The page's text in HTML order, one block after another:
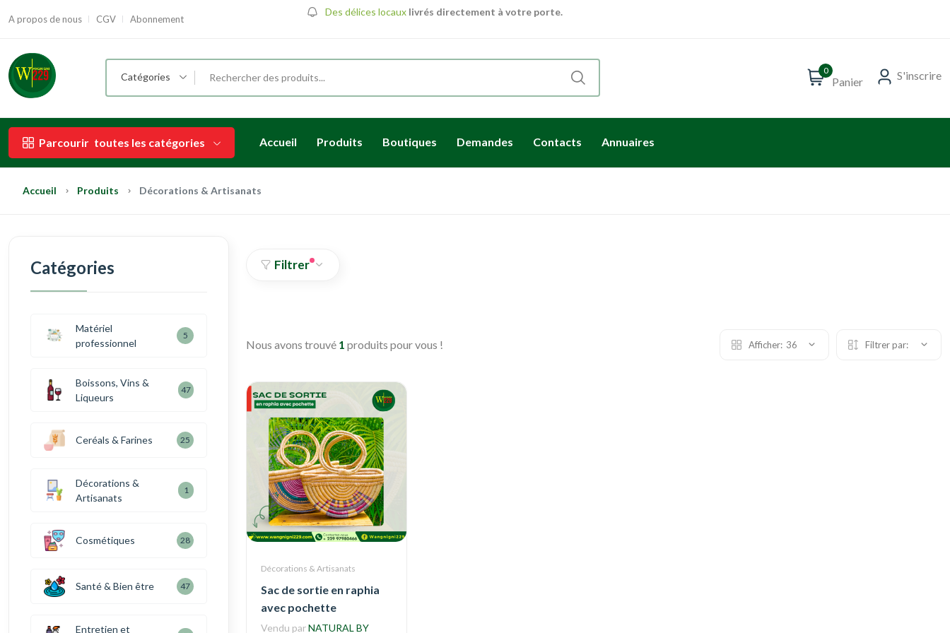
A propos de nous CGV Abonnement
Des délices locaux livrés directement à votre porte.
Catégories
0
Panier S'inscrire
Parcourir toutes les catégories Accueil Produits Boutiques Demandes Contacts Annuaires
Accueil Produits Décorations & Artisanats
Filtrer
Nous avons trouvé 1 produits pour vous ! Afficher: 36 Filtrer par:
Décorations & Artisanats
Sac de sortie en raphia
avec pochette
Vendu parNATURAL BY
Catégories
Matériel
professionnel
5
Boissons, Vins &
Liqueurs
47
Ceréals & Farines 25
Décorations &
Artisanats
1
Cosmétiques 28
Santé & Bien être 47
Entretien et